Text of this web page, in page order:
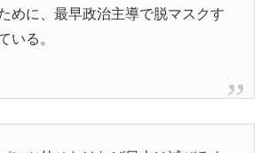
めに、最早政治主導で脱マスクす
いる。